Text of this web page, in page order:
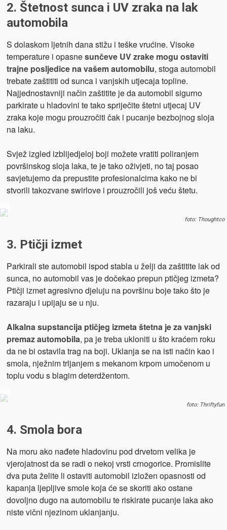
2. Štetnost sunca i UV zraka na lak
automobila
S dolaskom ljetnih dana stižu i teške vrućine. Visoke
temperature i opasnesunčeve UV zrake mogu ostaviti
trajne posljedice na vašem automobilu, stoga automobil
trebate zaštititi od sunca i vanjskih utjecaja topline.
Najjednostavniji način zaštitite je da automobil sigurno
parkirate u hladovini te tako spriječite štetni utjecaj UV
zraka koje mogu prouzročiti čak i pucanje bezbojnog sloja
na laku.
Svjež izgled izblijedjeloj boji možete vratiti poliranjem
površinskog sloja laka, te je tako oživjeti, no taj posao
savjetujemo da prepustite profesionalcima kako ne bi
stvorili takozvane swirlove i prouzročili još veću štetu.
.
foto: Thoughtco
3. Ptičji izmet
Parkirali ste automobil ispod stabla u želji da zaštitite lak od
sunca, no automobil vas je dočekao prepun ptičjeg izmeta?
Ptičji izmet agresivno djeluju na površinu boje tako što je
razaraju i upijaju se u nju.
Alkalna supstancija ptičjeg izmeta štetna je za vanjski
premaz automobila, pa je treba ukloniti u što kraćem roku
da ne bi ostavila trag na boji. Uklanja se na isti način kao i
smola, nježnim trljanjem s mekanom krpom umočenom u
toplu vodu s blagim deterdžentom.
.
foto: Thriftyfun
4. Smola bora
Na moru ako nađete hladovinu pod drvetom velika je
vjerojatnost da se radi o nekoj vrsti crnogorice. Promislite
dva puta želite li ostaviti automobil izložen opasnosti od
kapanja ljepljive smole koja će se skoriti ako ostane
dovoljno dugo na automobilu te riskirate pucanje laka ako
niste vični njezinom uklanjanju.